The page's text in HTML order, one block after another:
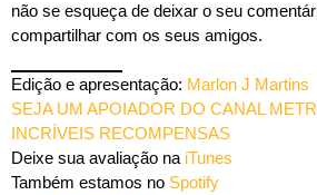
não se esqueça de deixar o seu
compartilhar com os seus amigos.
Edição e apresentação: Marlon J Martins
SEJA UM APOIADOR DO CANAL
INCRÍVEIS RECOMPENSAS
Deixe sua avaliação na iTunes
Também estamos no Spotify